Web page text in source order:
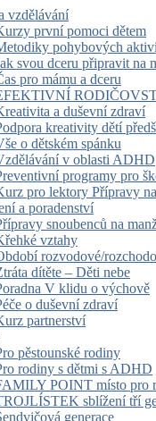
vzdělávání
první pomoci dětem
pohybových
svou dceru připravit na
pro mámu a dceru
a duševní zdraví
kreativity dětí
o dětském spánku
v oblasti ADHD
programy pro
pro lektory Přípravy
a poradenství
snoubenců na
vztahy
rozvodové/
dítěte – Děti nebe
V klidu o výchově
o duševní zdraví
partnerství
pěstounské rodiny
rodiny s dětmi s ADHD
POINT místo pro
sblížení tří
generace